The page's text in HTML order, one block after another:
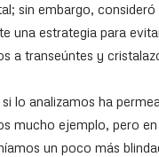
sin embargo, consideró
una estrategia para
a transeúntes y
lo analizamos ha
mucho ejemplo, pero
un poco más